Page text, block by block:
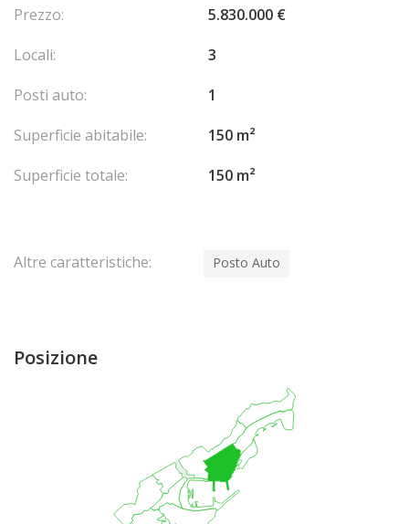
Prezzo:
5.830.000 €
Locali:
3
Posti auto:
1
Superficie abitabile:
150 m²
Superficie totale:
150 m²
Altre caratteristiche: Posto Auto
Posizione